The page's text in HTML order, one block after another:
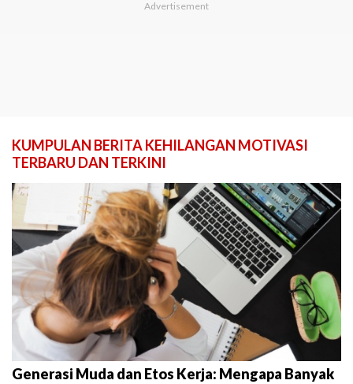
KUMPULAN BERITA KEHILANGAN MOTIVASI
TERBARU DAN TERKINI
Generasi Muda dan Etos Kerja: Mengapa Banyak